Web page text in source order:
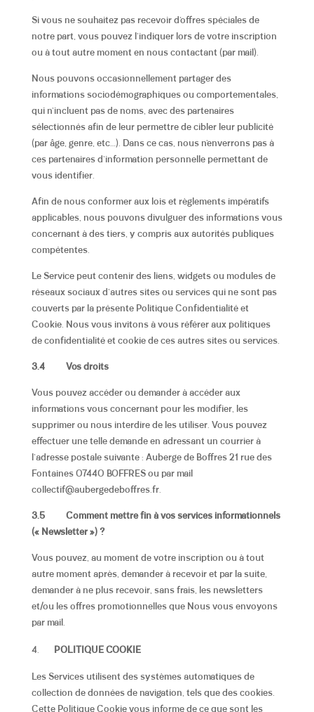
Si vous ne souhaitez pas recevoir d’offres spéciales de
notre part, vous pouvez l’indiquer lors de votre inscription
ou à tout autre moment en nous contactant (par mail).
Nous pouvons occasionnellement partager des
informations sociodémographiques ou comportementales,
qui n’incluent pas de noms, avec des partenaires
sélectionnés afin de leur permettre de cibler leur publicité
(par âge, genre, etc…). Dans ce cas, nous n’enverrons pas à
ces partenaires d’information personnelle permettant de
vous identifier.
Afin de nous conformer aux lois et règlements impératifs
applicables, nous pouvons divulguer des informations vous
concernant à des tiers, y compris aux autorités publiques
compétentes.
Le Service peut contenir des liens, widgets ou modules de
réseaux sociaux d’autres sites ou services qui ne sont pas
couverts par la présente Politique Confidentialité et
Cookie. Nous vous invitons à vous référer aux politiques
de confidentialité et cookie de ces autres sites ou services.
3.4 Vos droits
Vous pouvez accéder ou demander à accéder aux
informations vous concernant pour les modifier, les
supprimer ou nous interdire de les utiliser. Vous pouvez
effectuer une telle demande en adressant un courrier à
l’adresse postale suivante : Auberge de Boffres 21 rue des
Fontaines 07440 BOFFRES ou par mail
collectif@aubergedeboffres.fr.
3.5
Comment mettre fin à vos services informationnels
(« Newsletter ») ?
Vous pouvez, au moment de votre inscription ou à tout
autre moment après, demander à recevoir et par la suite,
demander à ne plus recevoir, sans frais, les newsletters
et/ou les offres promotionnelles que Nous vous envoyons
par mail.
POLITIQUE COOKIE
Les Services utilisent des systèmes automatiques de
collection de données de navigation, tels que des cookies.
Cette Politique Cookie vous informe de ce que sont les